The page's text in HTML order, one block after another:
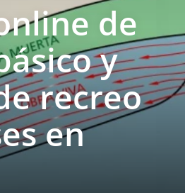
de
y
recreo
en